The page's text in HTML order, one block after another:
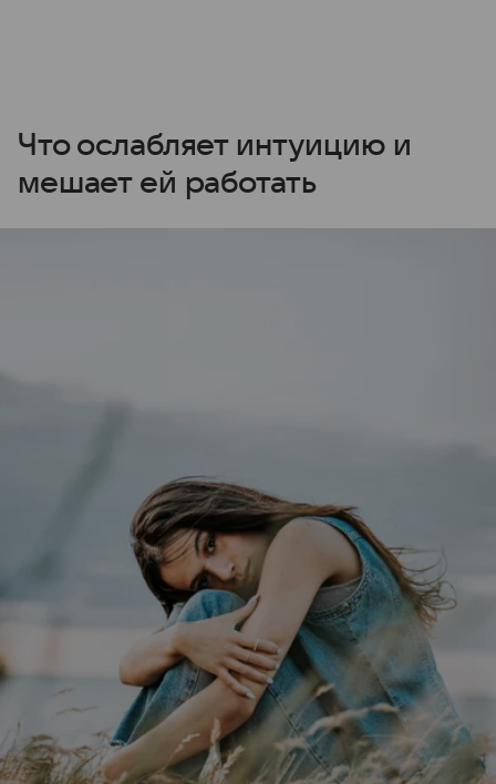
Что ослабляет интуицию и
мешает ей работать